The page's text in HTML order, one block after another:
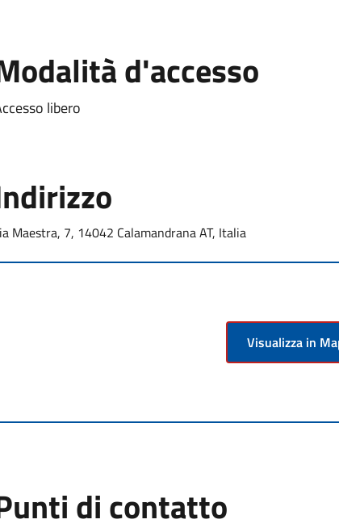
d'accesso
libero
Maestra, 7, 14042 Calamandrana AT, Italia
Visualizza in
di contatto